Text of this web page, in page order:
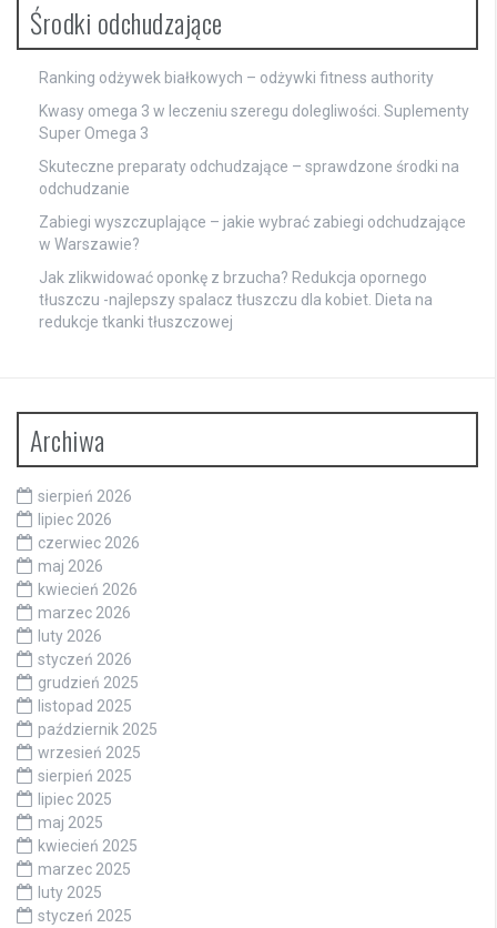
Środki odchudzające
Ranking odżywek białkowych – odżywki fitness authority
Kwasy omega 3 w leczeniu szeregu dolegliwości. Suplementy
Super Omega 3
Skuteczne preparaty odchudzające – sprawdzone środki na
odchudzanie
Zabiegi wyszczuplające – jakie wybrać zabiegi odchudzające
w Warszawie?
Jak zlikwidować oponkę z brzucha? Redukcja opornego
tłuszczu -najlepszy spalacz tłuszczu dla kobiet. Dieta na
redukcje tkanki tłuszczowej
Archiwa
sierpień 2026
lipiec 2026
czerwiec 2026
maj 2026
kwiecień 2026
marzec 2026
luty 2026
styczeń 2026
grudzień 2025
listopad 2025
październik 2025
wrzesień 2025
sierpień 2025
lipiec 2025
maj 2025
kwiecień 2025
marzec 2025
luty 2025
styczeń 2025